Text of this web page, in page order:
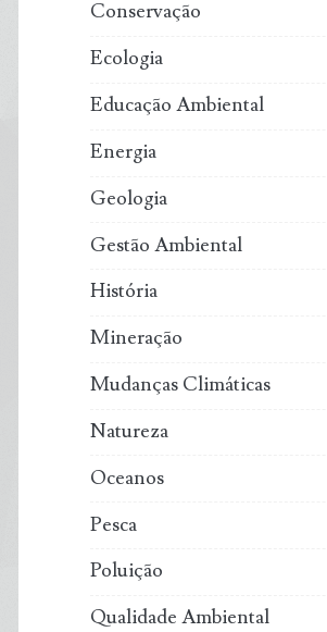
Conservação
Ecologia
Educação Ambiental
Energia
Geologia
Gestão Ambiental
História
Mineração
Mudanças Climáticas
Natureza
Oceanos
Pesca
Poluição
Qualidade Ambiental